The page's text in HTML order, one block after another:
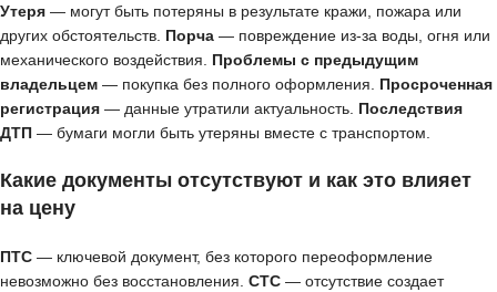
Утеря — могут быть потеряны в результате кражи, пожара или
других обстоятельств. Порча — повреждение из-за воды, огня или
механического воздействия. Проблемы с предыдущим
владельцем — покупка без полного оформления. Просроченная
регистрация — данные утратили актуальность. Последствия
ДТП — бумаги могли быть утеряны вместе с транспортом.
Какие документы отсутствуют и как это влияет
на цену
ПТС — ключевой документ, без которого переоформление
невозможно без восстановления. СТС — отсутствие создает